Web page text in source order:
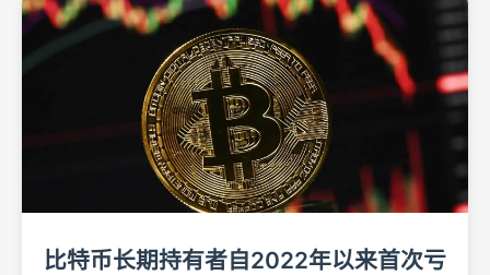
比特币长期持有者自2022年以来首次亏